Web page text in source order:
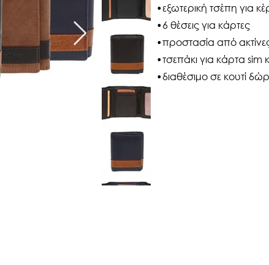
•εξωτερική τσέπη για
•6 θέσεις για κάρτες
•προστασία από
•τσεπάκι για κάρτα sim
•διαθέσιμο σε κουτί